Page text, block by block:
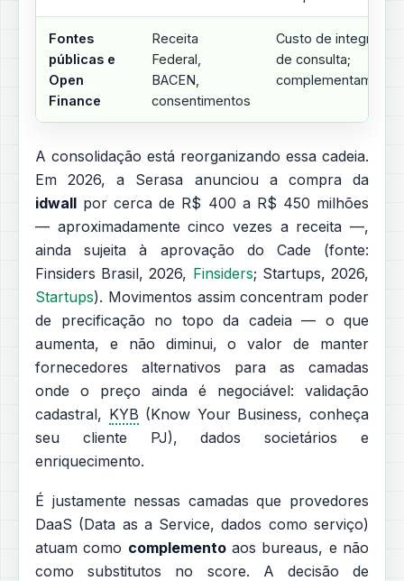
Fontes
públicas e
Open
Finance
Receita
Federal,
BACEN,
consentimentos
Custo de
de consulta;
complementam o
A consolidação está reorganizando essa cadeia.
Em 2026, a Serasa anunciou a compra da
idwall por cerca de R$ 400 a R$ 450 milhões
— aproximadamente cinco vezes a receita —,
ainda sujeita à aprovação do Cade (fonte:
Finsiders Brasil, 2026, Finsiders; Startups, 2026,
Startups). Movimentos assim concentram poder
de precificação no topo da cadeia — o que
aumenta, e não diminui, o valor de manter
fornecedores alternativos para as camadas
onde o preço ainda é negociável: validação
cadastral, KYB (Know Your Business, conheça
seu cliente PJ), dados societários e
enriquecimento.
É justamente nessas camadas que provedores
DaaS (Data as a Service, dados como serviço)
atuam como complementoaos bureaus, e não
como substitutos no score. A decisão de